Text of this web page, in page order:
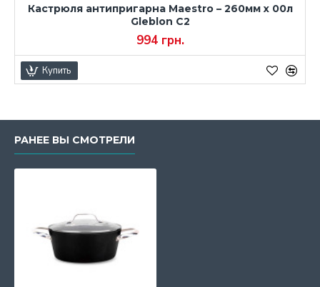
Кастрюля антипригарна Maestro – 260мм x 00л
Gleblon C2
994 грн.
Купить
РАНЕЕ ВЫ СМОТРЕЛИ